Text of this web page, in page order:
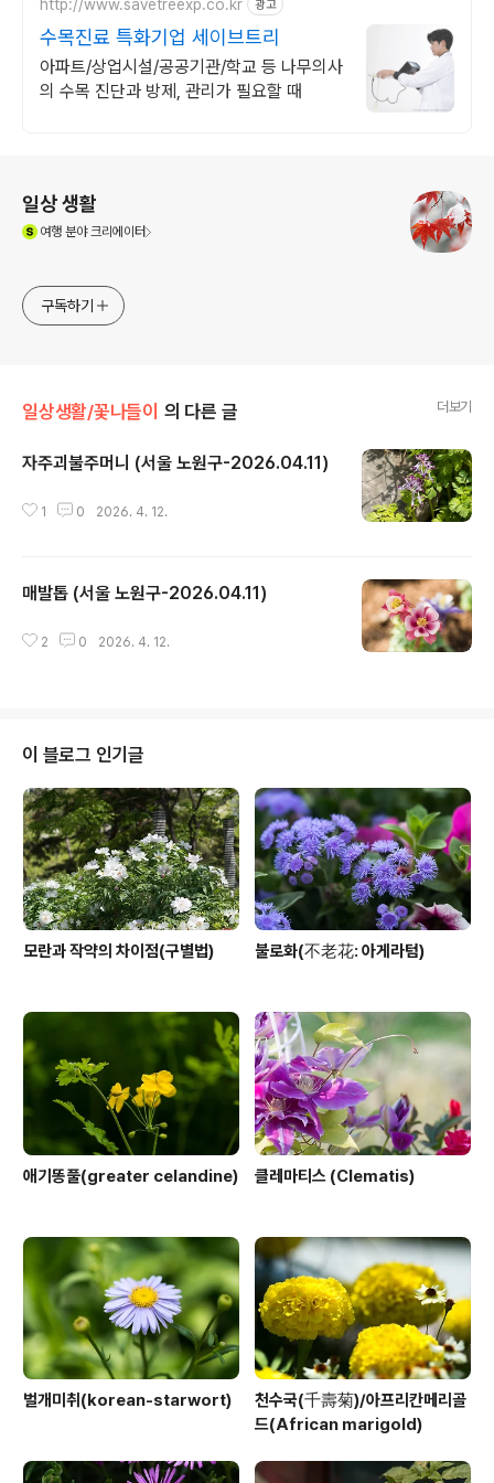
http://www.savetreexp.co.kr 광고
수목진료 특화기업 세이브트리
아파트/상업시설/공공기관/학교 등 나무의사
의 수목 진단과 방제, 관리가 필요할 때
일상 생활
여행분야 크리에이터
구독하기
일상생활/꽃나들이 의 다른 글 더보기
자주괴불주머니 (서울 노원구-2026.04.11)
1 0 2026. 4. 12.
매발톱 (서울 노원구-2026.04.11)
2 0 2026. 4. 12.
이 블로그 인기글
모란과 작약의 차이점(구별법) 불로화(不老花: 아게라텀)
애기똥풀(greater celandine) 클레마티스 (Clematis)
벌개미취(korean-starwort)
천수국(千壽菊)/아프리칸메리골
드(African marigold)